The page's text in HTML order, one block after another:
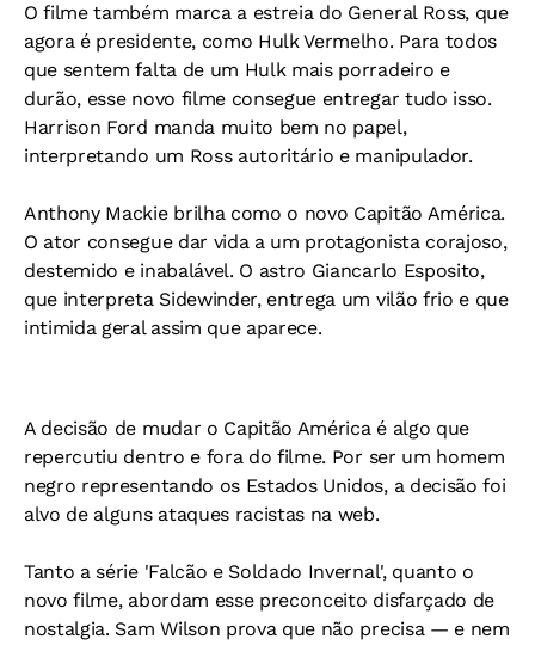
O filme também marca a estreia do General Ross, que
agora é presidente, como Hulk Vermelho. Para todos
que sentem falta de um Hulk mais porradeiro e
durão, esse novo filme consegue entregar tudo isso.
Harrison Ford manda muito bem no papel,
interpretando um Ross autoritário e manipulador.
Anthony Mackie brilha como o novo Capitão América.
O ator consegue dar vida a um protagonista corajoso,
destemido e inabalável. O astro Giancarlo Esposito,
que interpreta Sidewinder, entrega um vilão frio e que
intimida geral assim que aparece.
A decisão de mudar o Capitão América é algo que
repercutiu dentro e fora do filme. Por ser um homem
negro representando os Estados Unidos, a decisão foi
alvo de alguns ataques racistas na web.
Tanto a série 'Falcão e Soldado Invernal', quanto o
novo filme, abordam esse preconceito disfarçado de
nostalgia. Sam Wilson prova que não precisa — e nem